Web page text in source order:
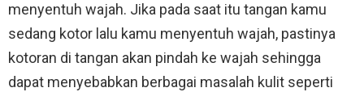
menyentuh wajah. Jika pada saat itu tangan kamu
sedang kotor lalu kamu menyentuh wajah, pastinya
kotoran di tangan akan pindah ke wajah sehingga
dapat menyebabkan berbagai masalah kulit seperti